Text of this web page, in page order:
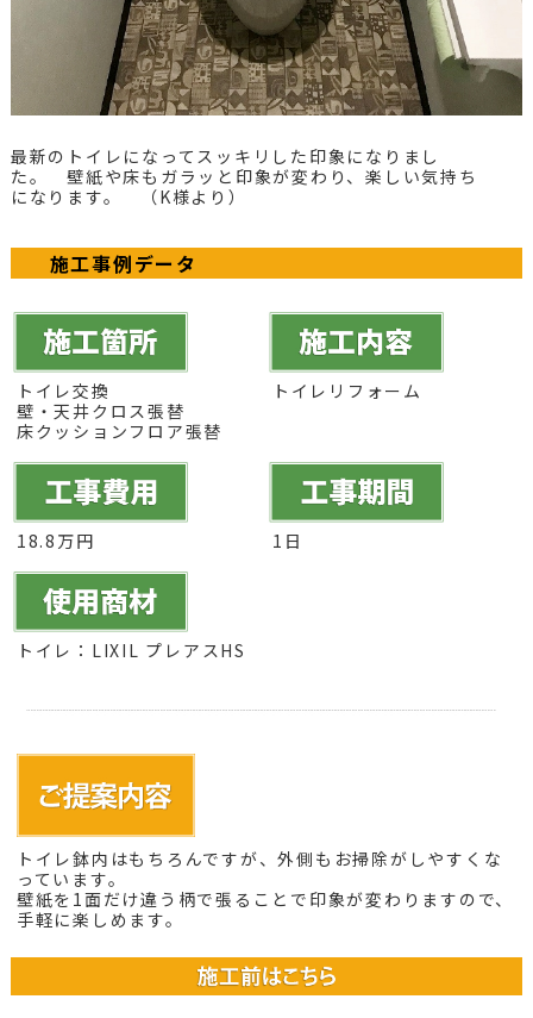
最新のトイレになってスッキリした印象になりまし
た。 壁紙や床もガラッと印象が変わり、楽しい気持ち
になります。 （K様より）
施工事例データ
トイレ交換
壁・天井クロス張替
床クッションフロア張替
トイレリフォーム
18.8万円 1日
トイレ：LIXIL プレアスHS
トイレ鉢内はもちろんですが、外側もお掃除がしやすくな
っています。
壁紙を1面だけ違う柄で張ることで印象が変わりますので、
手軽に楽しめます。